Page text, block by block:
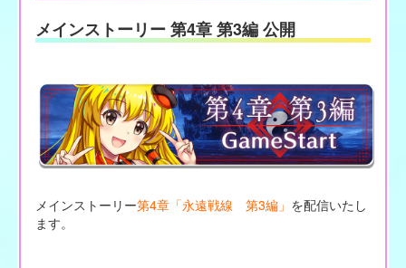
メインストーリー 第4章 第3編 公開
メインストーリー第4章「永遠戦線 第3編」 を配信いたし
ます。